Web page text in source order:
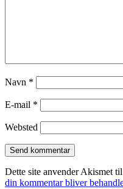
Navn *
E-mail *
Websted
Dette site anvender Akismet
din kommentar bliver